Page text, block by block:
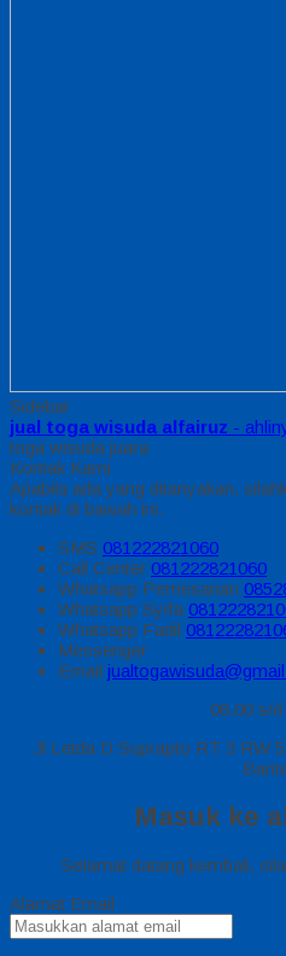
Sidebar
jual toga wisuda alfairuz -
toga wisuda juara
Kontak Kami
Apabila ada yang ditanyakan,
kontak di bawah ini.
SMS 081222821060
Call Center 081222821060
Whatsapp Pemesanan
Whatsapp Syifa
Whatsapp Fadil
Messenger
Email
08.00 s/
Jl Letda D Suprapto RT 3 RW
Masuk ke
Selamat datang kembali,
Alamat Email